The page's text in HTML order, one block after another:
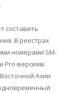
составить
В реестрах
номерами SM-
Pro-версиям.
Азии